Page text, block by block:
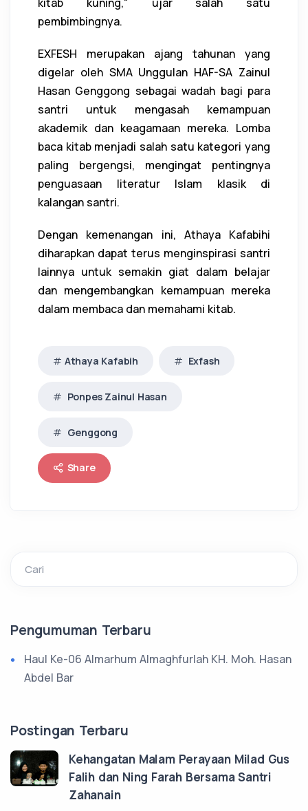
pembimbingnya.
EXFESH merupakan ajang tahunan yang
digelar oleh SMA Unggulan HAF-SA Zainul
Hasan Genggong sebagai wadah bagi para
santri untuk mengasah kemampuan
akademik dan keagamaan mereka. Lomba
baca kitab menjadi salah satu kategori yang
paling bergengsi, mengingat pentingnya
penguasaan literatur Islam klasik di
kalangan santri.
Dengan kemenangan ini, Athaya Kafabihi
diharapkan dapat terus menginspirasi santri
lainnya untuk semakin giat dalam belajar
dan mengembangkan kemampuan mereka
dalam membaca dan memahami kitab.
Athaya Kafabih Exfash
Ponpes Zainul Hasan
Genggong
Share
Cari
Pengumuman Terbaru
Haul Ke-06 Almarhum Almaghfurlah KH. Moh. Hasan
Abdel Bar
Postingan Terbaru
Kehangatan Malam Perayaan Milad Gus
Falih dan Ning Farah Bersama Santri
Zahanain